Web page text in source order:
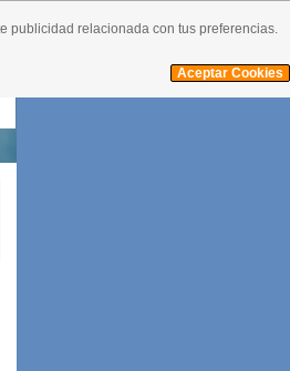
publicidad relacionada con tus preferencias.
Aceptar Cookies